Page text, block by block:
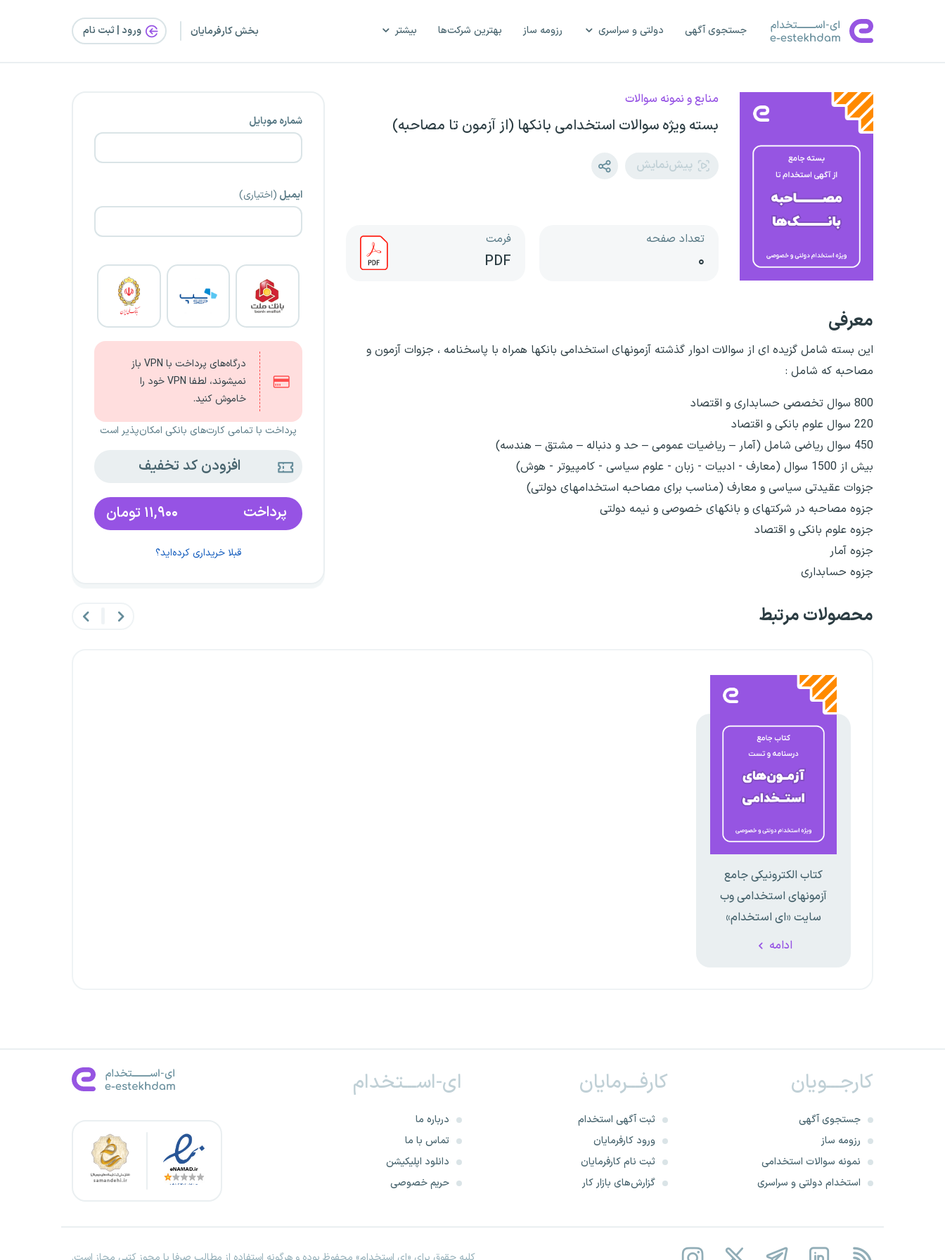
جستجوی آگهی دولتی و سراسری رزومه ساز بهترین شرکت‌ها بیشتر بخش کارفرمایان ورود | ثبت‌ نام
منابع و نمونه سوالات
بسته ویژه سوالات استخدامی بانکها (از آزمون تا مصاحبه)
پیش‌نمایش
تعداد صفحه
۰
فرمت
PDF
معرفی
این بسته شامل گزیده ای از سوالات ادوار گذشته آزمونهای استخدامی بانکها همراه با پاسخنامه ، جزوات آزمون و
مصاحبه که شامل :
800 سوال تخصصی حسابداری و اقتصاد
220 سوال علوم بانکی و اقتصاد
450 سوال ریاضی شامل (آمار – ریاضیات عمومی – حد و دنباله – مشتق – هندسه)
بیش از 1500 سوال (معارف - ادبیات - زبان - علوم سیاسی - کامپیوتر - هوش)
جزوات عقیدتی سیاسی و معارف (مناسب برای مصاحبه استخدامهای دولتی)
جزوه مصاحبه در شرکتهای و بانکهای خصوصی و نیمه دولتی
جزوه علوم بانکی و اقتصاد
جزوه آمار
جزوه حسابداری
شماره موبایل
ایمیل (اختیاری)
درگاه‌های پرداخت با VPN باز
نمیشوند، لطفا VPN خود را
خاموش کنید.
پرداخت با تمامی کارت‌های بانکی امکان‌پذیر است
افزودن کد تخفیف
پرداخت ۱۱,۹۰۰ تومان
قبلا خریداری کرده‌اید؟
محصولات مرتبط
کتاب الکترونیکی جامع
آزمونهای استخدامی وب
سایت «ای استخدام»
ادامه
کارجـــویان
جستجوی آگهی
رزومه ساز
نمونه سوالات استخدامی
استخدام دولتی و سراسری
کارفـــرمایان
ثبت آگهی استخدام
ورود کارفرمایان
ثبت نام کارفرمایان
گزارش‌های بازار کار
ای-اســـتخدام
درباره ما
تماس با ما
دانلود اپلیکیشن
حریم خصوصی